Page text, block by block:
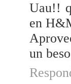
Uau!!
en
un